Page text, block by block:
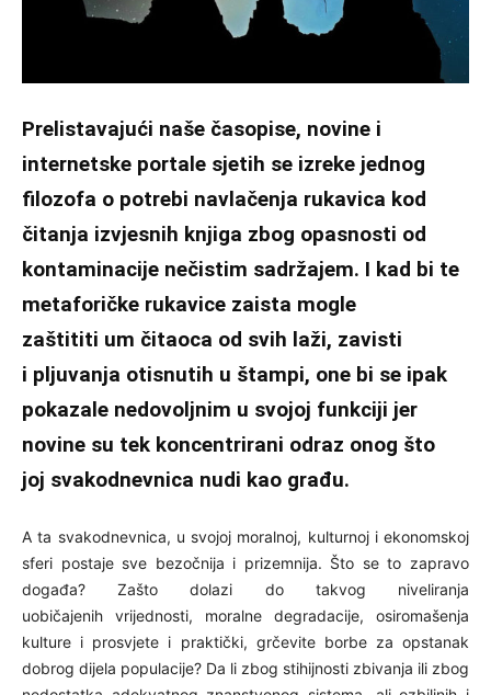
Prelistavajući naše časopise, novine i
internetske portale sjetih se izreke jednog
filozofa o potrebi navlačenja rukavica kod
čitanja izvjesnih knjiga zbog opasnosti od
kontaminacije nečistim sadržajem. I kad bi te
metaforičke rukavice zaista mogle
zaštititi um čitaoca od svih laži, zavisti
i pljuvanja otisnutih u štampi, one bi se ipak
pokazale nedovoljnim u svojoj funkciji jer
novine su tek koncentrirani odraz onog što
joj svakodnevnica nudi kao građu.
A ta svakodnevnica, u svojoj moralnoj, kulturnoj i ekonomskoj
sferi postaje sve bezočnija i prizemnija. Što se to zapravo
događa? Zašto dolazi do takvog niveliranja
uobičajenih vrijednosti, moralne degradacije, osiromašenja
kulture i prosvjete i praktički, grčevite borbe za opstanak
dobrog dijela populacije? Da li zbog stihijnosti zbivanja ili zbog